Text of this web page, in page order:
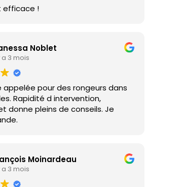
efficace !
Noblet
a 3 mois
appelée pour des rongeurs dans
Rapidité d intervention,
donne pleins de conseils. Je
Moinardeau
a 3 mois